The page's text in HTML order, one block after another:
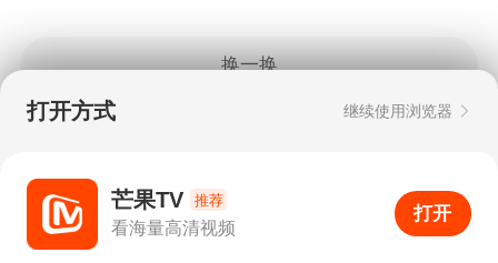
换一换
9
打开APP
打开方式 继续使用浏览器
芒果TV 推荐
看海量高清视频
打开